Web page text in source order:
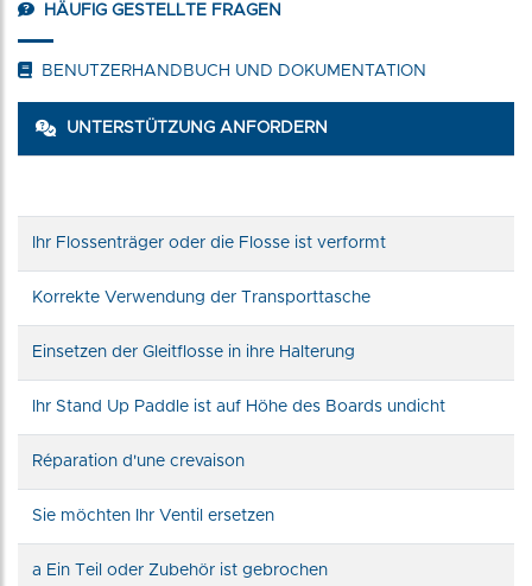
HÄUFIG GESTELLTE FRAGEN
BENUTZERHANDBUCH UND DOKUMENTATION
UNTERSTÜTZUNG ANFORDERN
Ihr Flossenträger oder die Flosse ist verformt
Korrekte Verwendung der Transporttasche
Einsetzen der Gleitflosse in ihre Halterung
Ihr Stand Up Paddle ist auf Höhe des Boards undicht
Réparation d'une crevaison
Sie möchten Ihr Ventil ersetzen
a Ein Teil oder Zubehör ist gebrochen